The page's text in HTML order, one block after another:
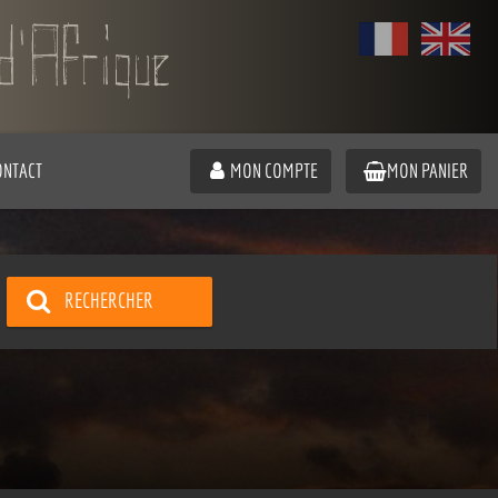
MON COMPTE MON PANIER
RECHERCHER